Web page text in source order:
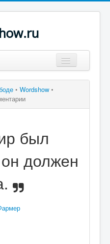
• Wordshow •
был
должен